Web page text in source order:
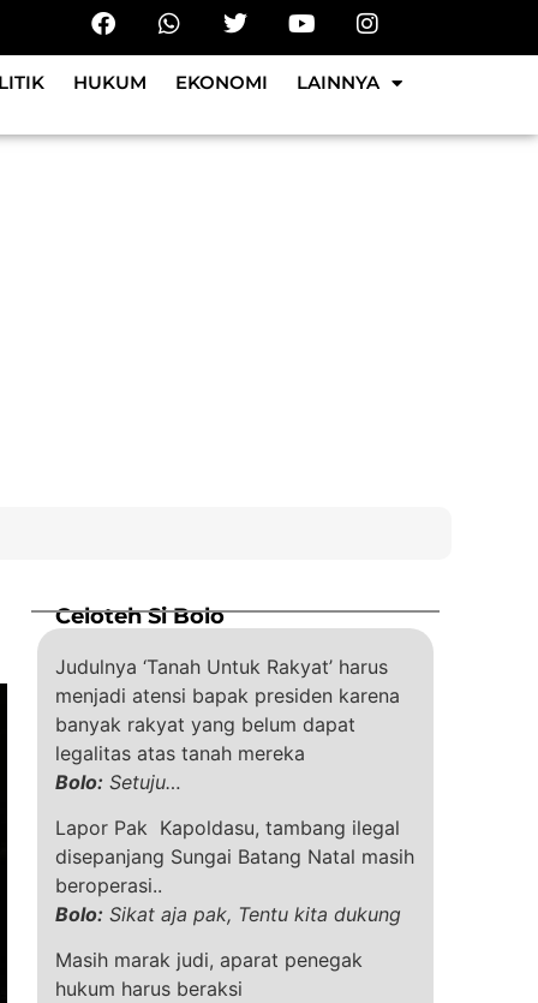
HUKUM EKONOMI LAINNYA
Celoteh Si Bolo
Judulnya ‘Tanah Untuk Rakyat’ harus
menjadi atensi bapak presiden karena
banyak rakyat yang belum dapat
legalitas atas tanah mereka
Bolo: Setuju…
Lapor Pak Kapoldasu, tambang ilegal
disepanjang Sungai Batang Natal masih
beroperasi..
Bolo: Sikat aja pak, Tentu kita dukung
Masih marak judi, aparat penegak
hukum harus beraksi